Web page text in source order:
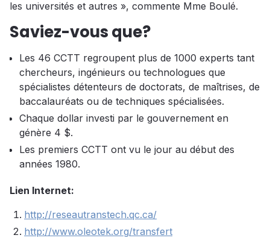
les universités et autres », commente Mme Boulé.
Saviez-vous que?
Les 46 CCTT regroupent plus de 1000 experts tant
chercheurs, ingénieurs ou technologues que
spécialistes détenteurs de doctorats, de maîtrises, de
baccalauréats ou de techniques spécialisées.
Chaque dollar investi par le gouvernement en
génère 4 $.
Les premiers CCTT ont vu le jour au début des
années 1980.
Lien Internet:
http://reseautranstech.qc.ca/
http://www.oleotek.org/transfert